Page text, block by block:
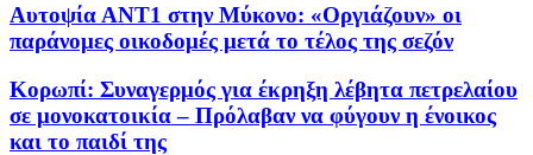
Αυτοψία ΑΝΤ1 στην Μύκονο: «Οργιάζουν» οι
παράνομες οικοδομές μετά το τέλος της σεζόν
Κορωπί: Συναγερμός για έκρηξη λέβητα πετρελαίου
σε μονοκατοικία – Πρόλαβαν να φύγουν η ένοικος
και το παιδί της